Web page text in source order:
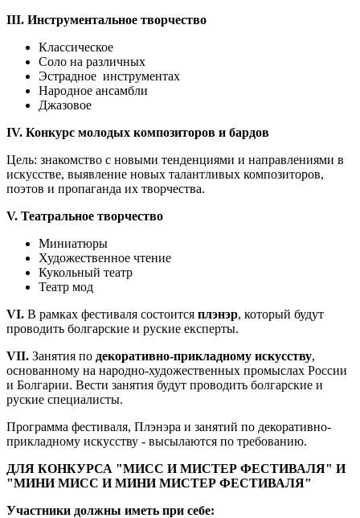
III. Инструментальное творчество
Классическое
Соло на различных
Эстрадное инструментах
Народное ансамбли
Джазовое
IV. Конкурс молодых композиторов и бардов
Цель: знакомство с новыми тенденциями и направлениями в
искусстве, выявление новых талантливых композиторов,
поэтов и пропаганда их творчества.
V. Театральное творчество
Миниатюры
Художественное чтение
Кукольный театр
Театр мод
VI. В рамках фестиваля состоится плэнэр, который будут
проводить болгарские и руские експерты.
VII. Занятия по декоративно-прикладному искусству,
основанному на народно-художественных промыслах России
и Болгарии. Вести занятия будут проводить болгарские и
руские специалисты.
Программа фестиваля, Плэнэра и занятий по декоративно-
прикладному искусству - высылаются по требованию.
ДЛЯ КОНКУРСА "МИСС И МИСТЕР ФЕСТИВАЛЯ" И
"МИНИ МИСС И МИНИ МИСТЕР ФЕСТИВАЛЯ"
Участники должны иметь при себе: